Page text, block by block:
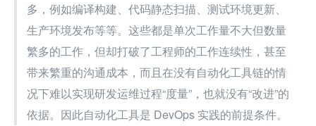
多，例如编译构建、代码静态扫描、测试环境更新、
生产环境发布等等。这些都是单次工作量不大但数量
繁多的工作，但却打破了工程师的工作连续性，甚至
带来繁重的沟通成本，而且在没有自动化工具链的情
况下难以实现研发运维过程“度量”，也就没有“改进”的
依据。因此自动化工具是 DevOps 实践的前提条件。